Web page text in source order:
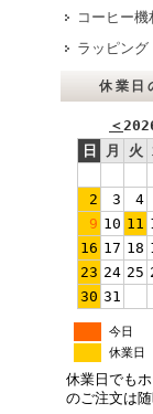
コーヒー
ラッピング
休業日
＜
日
月 火
2
3 4
9 10 11
16 17 18
23 24 25
30 31
今日
休業日
休業日でも
のご注文は随